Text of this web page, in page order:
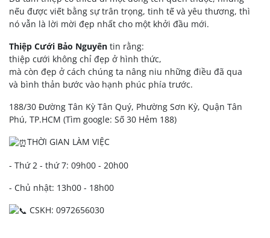
nếu được viết bằng sự trân trọng, tinh tế và yêu thương, thì
nó vẫn là lời mời đẹp nhất cho một khởi đầu mới.
Thiệp Cưới Bảo Nguyên tin rằng:
thiệp cưới không chỉ đẹp ở hình thức,
mà còn đẹp ở cách chúng ta nâng niu những điều đã qua
và bình thản bước vào hạnh phúc phía trước.
188/30 Đường Tân Kỳ Tân Quý, Phường Sơn Kỳ, Quận Tân
Phú, TP.HCM (Tìm google: Số 30 Hẻm 188)
THỜI GIAN LÀM VIỆC
- Thứ 2 - thứ 7: 09h00 - 20h00
- Chủ nhật: 13h00 - 18h00
CSKH: 0972656030